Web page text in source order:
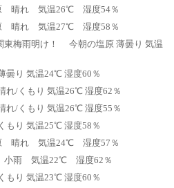
晴れ 気温26℃ 湿度54％
晴れ 気温27℃ 湿度58％
東梅雨明け！ 今朝の塩原 薄曇り 気温
曇り 気温24℃ 湿度60％
れ/くもり 気温26℃ 湿度62％
れ/くもり 気温26℃ 湿度55％
もり 気温25℃ 湿度58％
晴れ 気温24℃ 湿度57％
小雨 気温22℃ 湿度62％
もり 気温23℃ 湿度60％